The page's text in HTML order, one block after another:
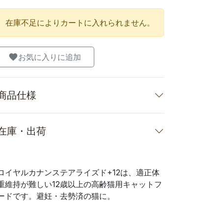
在庫不足によりカートに入れられません。
お気に入りに追加
品仕様
庫・出荷
イヤルカナンステアライズド+12は、適正体
維持が難しい12歳以上の高齢猫用キャットフ
ドです。避妊・去勢済の猫に。